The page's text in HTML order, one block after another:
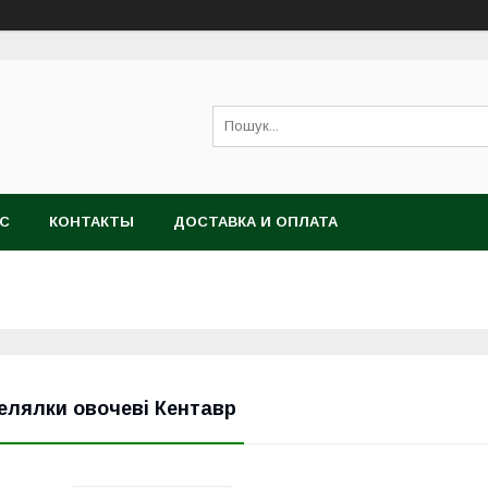
КОНТАКТЫ ДОСТАВКА И ОПЛАТА
овочеві Кентавр